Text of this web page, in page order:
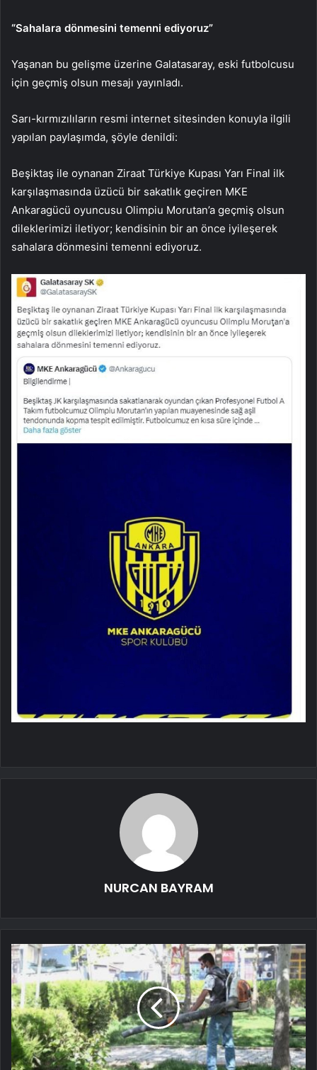
“Sahalara dönmesini temenni ediyoruz”
Yaşanan bu gelişme üzerine Galatasaray, eski futbolcusu
için geçmiş olsun mesajı yayınladı.
Sarı-kırmızılıların resmi internet sitesinden konuyla ilgili
yapılan paylaşımda, şöyle denildi:
Beşiktaş ile oynanan Ziraat Türkiye Kupası Yarı Final ilk
karşılaşmasında üzücü bir sakatlık geçiren MKE
Ankaragücü oyuncusu Olimpiu Morutan’a geçmiş olsun
dileklerimizi iletiyor; kendisinin bir an önce iyileşerek
sahalara dönmesini temenni ediyoruz.
NURCAN BAYRAM